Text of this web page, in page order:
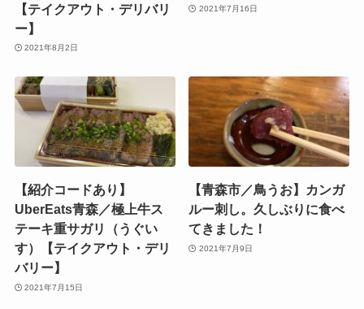
【テイクアウト・デリバリ
ー】
2021年8月2日
2021年7月16日
【紹介コードあり】
UberEats青森／極上牛ス
テーキ重サガリ（うぐい
す）【テイクアウト・デリ
バリー】
2021年7月15日
【青森市／鳥うお】カンガ
ルー刺し。久しぶりに食べ
てきました！
2021年7月9日